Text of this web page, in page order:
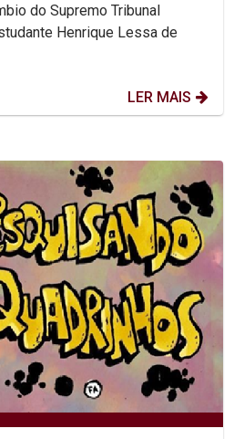
do Supremo Tribunal
Henrique Lessa de
LER MAIS